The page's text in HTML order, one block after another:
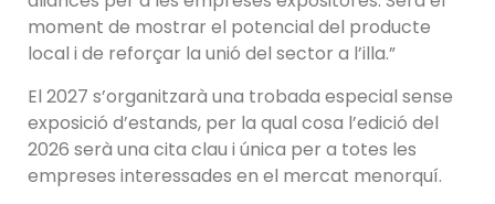
moment de mostrar el potencial del producte
local i de reforçar la unió del sector a l’illa.”
El 2027 s’organitzarà una trobada especial sense
exposició d’estands, per la qual cosa l’edició del
2026 serà una cita clau i única per a totes les
empreses interessades en el mercat menorquí.